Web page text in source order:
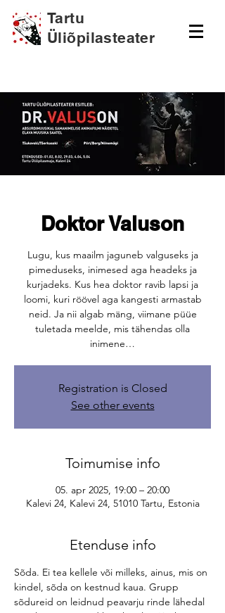
Tartu
Üliõpilasteater
Doktor Valuson
Lugu, kus maailm jaguneb valguseks ja
pimeduseks, inimesed aga headeks ja
kurjadeks. Kus hea doktor ravib lapsi ja
loomi, kuri röövel aga kangesti armastab
neid. Ja nii algab mäng, viimane püüe
tuletada meelde, mis tähendas olla
inimene…
Registration is Closed
See other events
Toimumise info
05. apr 2025, 19:00 – 20:00
Kalevi 24, Kalevi 24, 51010 Tartu, Estonia
Etenduse info
Sõda. Ei tea kellele või milleks, ainus, mis on
kindel, sõda on kestnud kaua. Grupp
sõdureid on leidnud peavarju rinde lähedal